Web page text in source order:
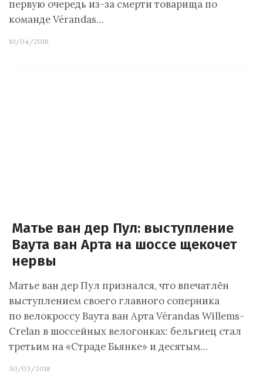
первую очередь из-за смерти товарища по
команде Vérandas…
10/04/2018
Матье ван дер Пул: выступление
Ваута ван Арта на шоссе щекочет
нервы
Матье ван дер Пул признался, что впечатлён
выступлением своего главного соперника
по велокроссу Ваута ван Арта Vérandas Willems-
Crelan в шоссейных велогонках: бельгиец стал
третьим на «Страде Бьянке» и десятым…
30/03/2018